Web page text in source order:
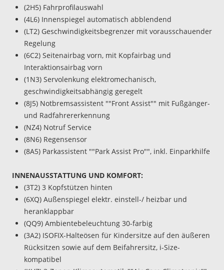
(2H5) Fahrprofilauswahl
(4L6) Innenspiegel automatisch abblendend
(LT2) Geschwindigkeitsbegrenzer mit vorausschauender
Regelung
(6C2) Seitenairbag vorn, mit Kopfairbag und
Interaktionsairbag vorn
(1N3) Servolenkung elektromechanisch,
geschwindigkeitsabhängig geregelt
(8J5) Notbremsassistent ""Front Assist"" mit Fußgänger-
und Radfahrererkennung
(NZ4) Notruf Service
(8N6) Regensensor
(8A5) Parkassistent ""Park Assist Pro"", inkl. Einparkhilfe
INNENAUSSTATTUNG UND KOMFORT:
(3T2) 3 Kopfstützen hinten
(6XQ) Außenspiegel elektr. einstell-/ heizbar und
heranklappbar
(QQ9) Ambientebeleuchtung 30-farbig
(3A2) ISOFIX-Halteösen für Kindersitze auf den äußeren
Rücksitzen sowie auf dem Beifahrersitz, i-Size-
kompatibel